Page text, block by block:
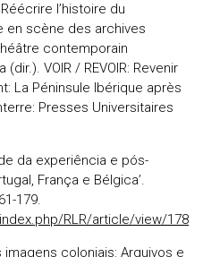
l’histoire du
en scène des archives
contemporain
VOIR / REVOIR: Revenir
La Péninsule Ibérique après
Presses Universitaires
da experiência e pós-
França e Bélgica’.
179.
RLR/article/view/178
imagens coloniais: Arquivos e